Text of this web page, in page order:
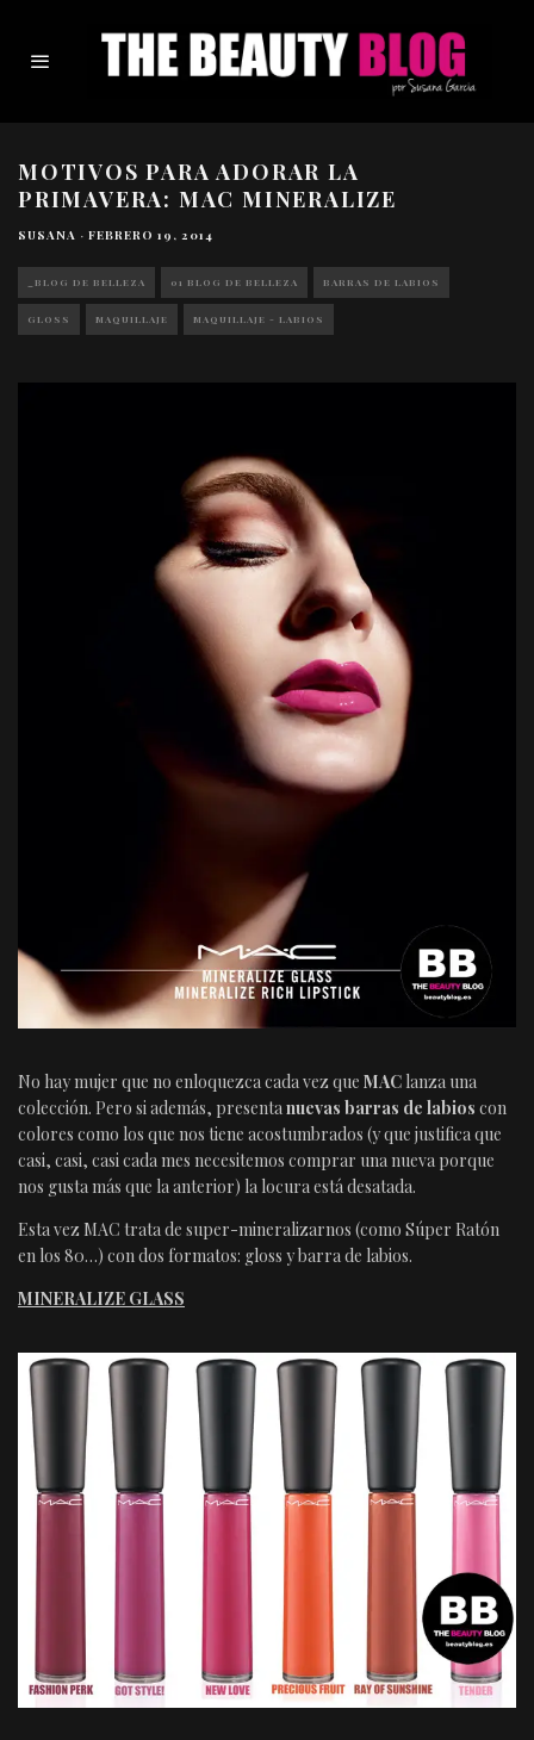
MOTIVOS PARA ADORAR LA
PRIMAVERA: MAC MINERALIZE
SUSANA · FEBRERO 19, 2014
_BLOG DE BELLEZA 01 BLOG DE BELLEZA BARRAS DE LABIOS
GLOSS MAQUILLAJE MAQUILLAJE - LABIOS
No hay mujer que no enloquezca cada vez que MAC lanza una
colección. Pero si además, presenta nuevas barras de labios con
colores como los que nos tiene acostumbrados (y que justifica que
casi, casi, casi cada mes necesitemos comprar una nueva porque
nos gusta más que la anterior) la locura está desatada.
Esta vez MAC trata de super-mineralizarnos (como Súper Ratón
en los 80…) con dos formatos: gloss y barra de labios.
MINERALIZE GLASS